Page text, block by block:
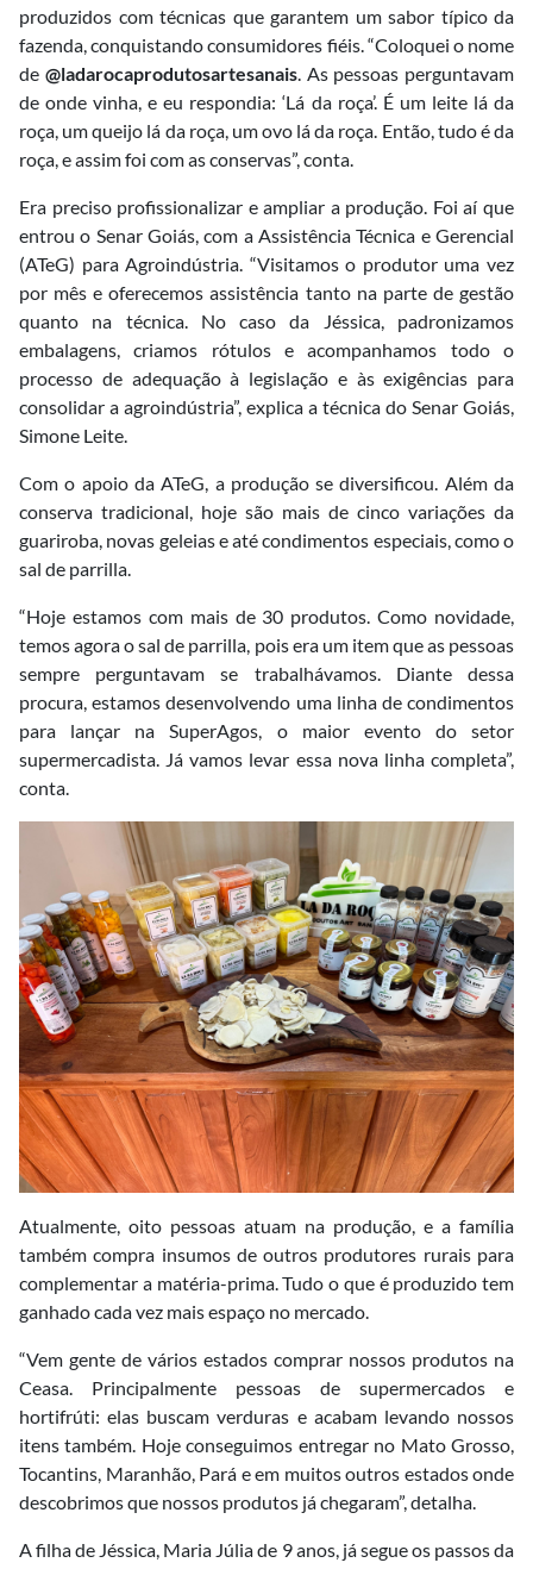
produzidos com técnicas que garantem um sabor típico da
fazenda, conquistando consumidores fiéis. “Coloquei o nome
de @ladarocaprodutosartesanais. As pessoas perguntavam
de onde vinha, e eu respondia: ‘Lá da roça’. É um leite lá da
roça, um queijo lá da roça, um ovo lá da roça. Então, tudo é da
roça, e assim foi com as conservas”, conta.
Era preciso profissionalizar e ampliar a produção. Foi aí que
entrou o Senar Goiás, com a Assistência Técnica e Gerencial
(ATeG) para Agroindústria. “Visitamos o produtor uma vez
por mês e oferecemos assistência tanto na parte de gestão
quanto na técnica. No caso da Jéssica, padronizamos
embalagens, criamos rótulos e acompanhamos todo o
processo de adequação à legislação e às exigências para
consolidar a agroindústria”, explica a técnica do Senar Goiás,
Simone Leite.
Com o apoio da ATeG, a produção se diversificou. Além da
conserva tradicional, hoje são mais de cinco variações da
guariroba, novas geleias e até condimentos especiais, como o
sal de parrilla.
“Hoje estamos com mais de 30 produtos. Como novidade,
temos agora o sal de parrilla, pois era um item que as pessoas
sempre perguntavam se trabalhávamos. Diante dessa
procura, estamos desenvolvendo uma linha de condimentos
para lançar na SuperAgos, o maior evento do setor
supermercadista. Já vamos levar essa nova linha completa”,
conta.
Atualmente, oito pessoas atuam na produção, e a família
também compra insumos de outros produtores rurais para
complementar a matéria-prima. Tudo o que é produzido tem
ganhado cada vez mais espaço no mercado.
“Vem gente de vários estados comprar nossos produtos na
Ceasa. Principalmente pessoas de supermercados e
hortifrúti: elas buscam verduras e acabam levando nossos
itens também. Hoje conseguimos entregar no Mato Grosso,
Tocantins, Maranhão, Pará e em muitos outros estados onde
descobrimos que nossos produtos já chegaram”, detalha.
A filha de Jéssica, Maria Júlia de 9 anos, já segue os passos da